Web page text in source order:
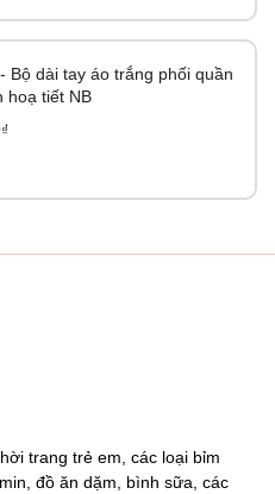
Bộ dài tay áo trắng phối quần
hoạ tiết NB
trang trẻ em, các loại bỉm
đồ ăn dặm, bình sữa, các